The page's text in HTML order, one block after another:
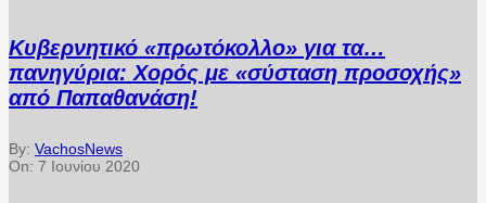
Κυβερνητικό «πρωτόκολλο» για τα…
πανηγύρια: Χορός με «σύσταση προσοχής»
από Παπαθανάση!
By: VachosNews
On: 7 Ιουνίου 2020